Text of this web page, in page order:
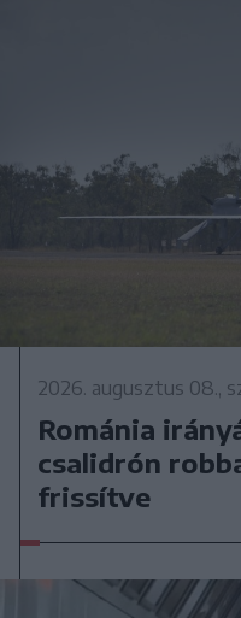
2026. augusztus 08.,
Románia
csalidrón
frissítve